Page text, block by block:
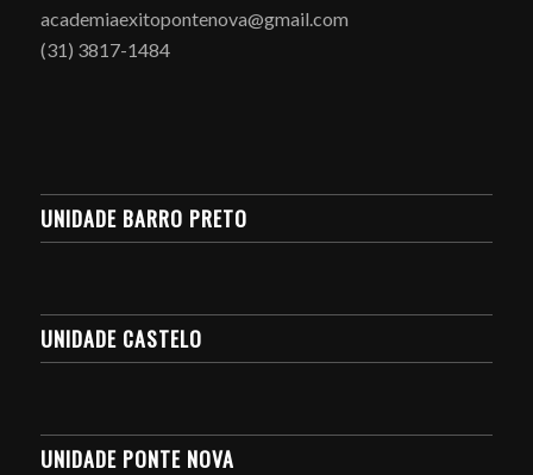
academiaexitopontenova@gmail.com
(31) 3817-1484
UNIDADE BARRO PRETO
UNIDADE CASTELO
UNIDADE PONTE NOVA